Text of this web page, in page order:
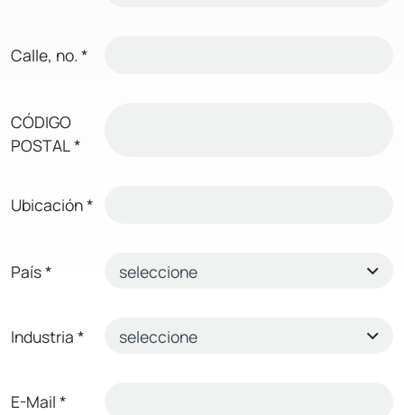
Calle, no. *
CÓDIGO
POSTAL*
Ubicación*
País*
Industria *
E-Mail *